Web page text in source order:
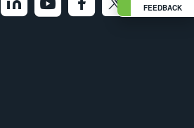
FEEDBACK